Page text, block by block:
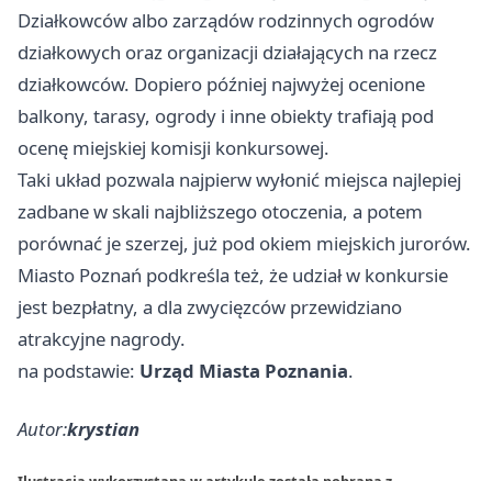
Działkowców albo zarządów rodzinnych ogrodów
działkowych oraz organizacji działających na rzecz
działkowców. Dopiero później najwyżej ocenione
balkony, tarasy, ogrody i inne obiekty trafiają pod
ocenę miejskiej komisji konkursowej.
Taki układ pozwala najpierw wyłonić miejsca najlepiej
zadbane w skali najbliższego otoczenia, a potem
porównać je szerzej, już pod okiem miejskich jurorów.
Miasto Poznań podkreśla też, że udział w konkursie
jest bezpłatny, a dla zwycięzców przewidziano
atrakcyjne nagrody.
na podstawie: Urząd Miasta Poznania.
Autor:krystian